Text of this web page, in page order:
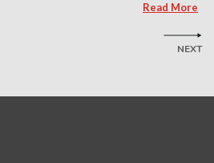
Read More
NEXT